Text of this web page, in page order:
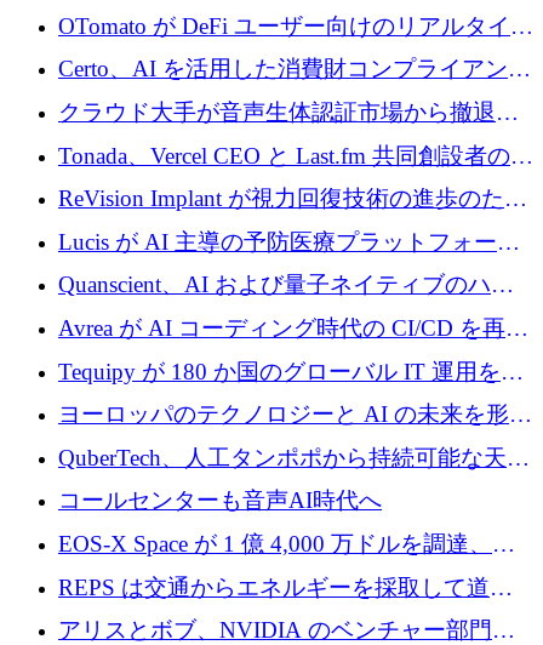
ーン Tide の CEO、オリバー・プリル氏
OTomato が DeFi ユーザー向けのリアルタイム
インテリジェンス レイヤーを構築するために
Improbable から 200 万ドルを調達
Certo、AI を活用した消費財コンプライアンス
プラットフォームのために 400 万ドルを調達
クラウド大手が音声生体認証市場から撤退す
るなか、Voxmindが54万6,000ポンドのプレシ
ード資金を調達
Tonada、Vercel CEO と Last.fm 共同創設者の支
援を受けてステルス撤退
ReVision Implant が視力回復技術の進歩のため
に 400 万ユーロを確保
Lucis が AI 主導の予防医療プラットフォーム
を拡大するためにシリーズ A で 2,000 万ドル
を調達
Quanscient、AI および量子ネイティブのハー
ドウェア エンジニアリングを推進するために
1,000 万ユーロを調達
Avrea が AI コーディング時代の CI/CD を再発
明するために 470 万ドルをかけてステルスか
ら浮上
Tequipy が 180 か国のグローバル IT 運用を自
動化するために 300 万ユーロ以上を調達
ヨーロッパのテクノロジーと AI の未来を形作
る: イノベーション リーダーが Nexus
Luxembourg 2026 に集まる理由
QuberTech、人工タンポポから持続可能な天然
ゴムを開発するために 340 万ポンドを調達
コールセンターも音声AI時代へ
EOS-X Space が 1 億 4,000 万ドルを調達、
Mistral が Emmi AI を買収、Bliq がエストニア
での完全無人道路運営を承認
REPS は交通からエネルギーを採取して道路
を発電所に変えるために 2,360 万ドルを調達
アリスとボブ、NVIDIA のベンチャー部門か